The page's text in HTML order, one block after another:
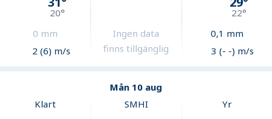
20°
0 mm
2 (6) m/s
Ingen data
finns tillgänglig
22°
0,1 mm
3 (- -) m/s
Mån 10 aug
Klart
SMHI Yr